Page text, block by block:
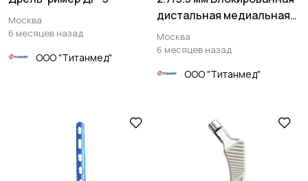
Москва
6 месяцев назад
ООО "Титанмед"
дистальная медиальная
плечевая пластина
Москва
6 месяцев назад
ООО "Титанмед"